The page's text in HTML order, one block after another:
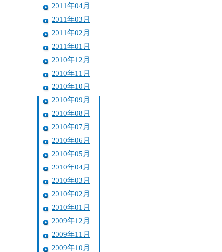
2011年04月
2011年03月
2011年02月
2011年01月
2010年12月
2010年11月
2010年10月
2010年09月
2010年08月
2010年07月
2010年06月
2010年05月
2010年04月
2010年03月
2010年02月
2010年01月
2009年12月
2009年11月
2009年10月